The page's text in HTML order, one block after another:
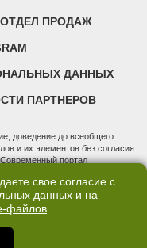
ОТДЕЛ ПРОДАЖ
ДАННЫХ
ПАРТНЕРОВ
доведение до всеобщего
и их элементов без согласия
портал
и массовых коммуникаций
77 - 76634 от 02.09.2019
"66.ру". Юридический
продаж: 620014, Свердловская
7015, +7 (343) 288-50-66
свое согласие с
данных и на
файлов.